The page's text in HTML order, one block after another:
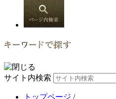
サイト内検索
トップページ /